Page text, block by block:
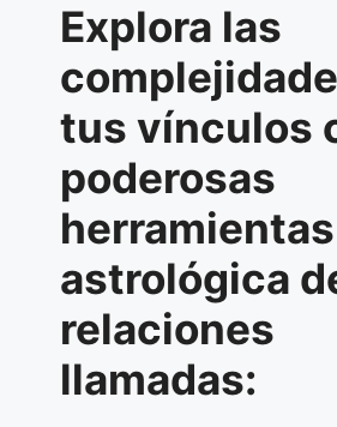
Explora las
tus vínculos
poderosas
astrológica
relaciones
llamadas: